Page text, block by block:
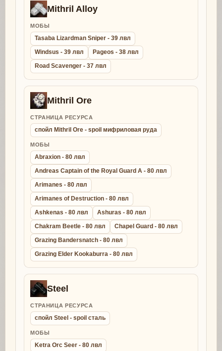
Mithril Alloy
МОБЫ
Tasaba Lizardman Sniper - 39 лвл
Windsus - 39 лвл
Pageos - 38 лвл
Road Scavenger - 37 лвл
Mithril Ore
СТРАНИЦА РЕСУРСА
спойл Mithril Ore - spoil мифриловая руда
МОБЫ
Abraxion - 80 лвл
Andreas Captain of the Royal Guard A - 80 лвл
Arimanes - 80 лвл
Arimanes of Destruction - 80 лвл
Ashkenas - 80 лвл
Ashuras - 80 лвл
Chakram Beetle - 80 лвл
Chapel Guard - 80 лвл
Grazing Bandersnatch - 80 лвл
Grazing Elder Kookaburra - 80 лвл
Steel
СТРАНИЦА РЕСУРСА
спойл Steel - spoil сталь
МОБЫ
Ketra Orc Seer - 80 лвл